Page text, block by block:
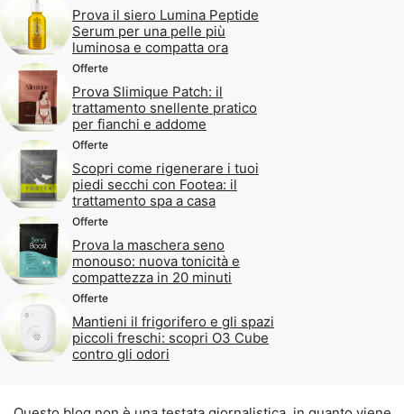
Prova il siero Lumina Peptide
Serum per una pelle più
luminosa e compatta ora
Offerte
Prova Slimique Patch: il
trattamento snellente pratico
per fianchi e addome
Offerte
Scopri come rigenerare i tuoi
piedi secchi con Footea: il
trattamento spa a casa
Offerte
Prova la maschera seno
monouso: nuova tonicità e
compattezza in 20 minuti
Offerte
Mantieni il frigorifero e gli spazi
piccoli freschi: scopri O3 Cube
contro gli odori